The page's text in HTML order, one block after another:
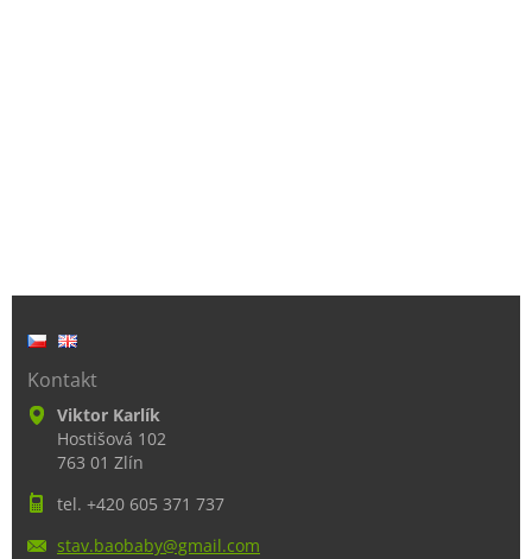
Kontakt
Viktor Karlík
Hostišová 102
763 01 Zlín
tel. +420 605 371 737
stav.baobaby@gmail.com